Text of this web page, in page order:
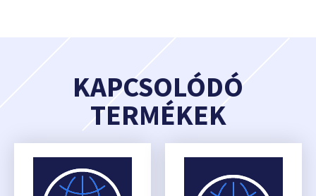
KAPCSOLÓDÓ
TERMÉKEK